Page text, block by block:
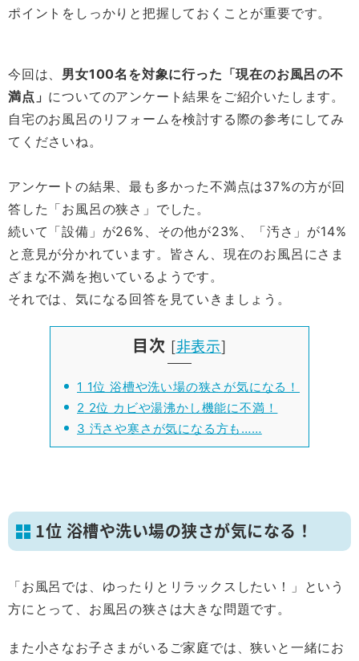
ポイントをしっかりと把握しておくことが重要です。
今回は、 男女100名を対象に行った「現在のお風呂の不
満点」 についてのアンケート結果をご紹介いたします。
自宅のお風呂のリフォームを検討する際の参考にしてみ
てくださいね。
アンケートの結果、最も多かった不満点は37%の方が回
答した「お風呂の狭さ」でした。
続いて「設備」が26%、その他が23%、「汚さ」が14%
と意見が分かれています。皆さん、現在のお風呂にさま
ざまな不満を抱いているようです。
それでは、気になる回答を見ていきましょう。
目次 [非表示]
1 1位 浴槽や洗い場の狭さが気になる！
2 2位 カビや湯沸かし機能に不満！
3 汚さや寒さが気になる方も……
1位 浴槽や洗い場の狭さが気になる！
「お風呂では、ゆったりとリラックスしたい！」という
方にとって、お風呂の狭さは大きな問題です。
また小さなお子さまがいるご家庭では、狭いと一緒にお